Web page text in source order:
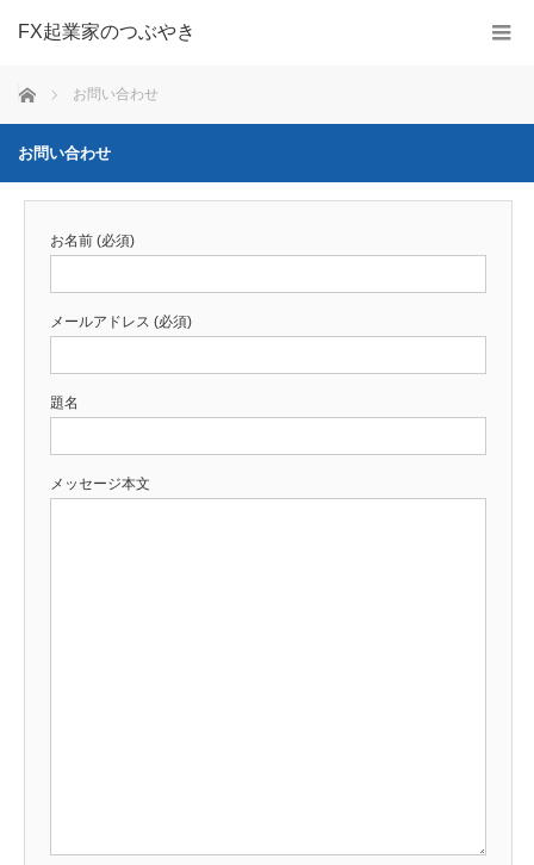
FX起業家のつぶやき
ホーム お問い合わせ
お問い合わせ
お名前 (必須)
メールアドレス (必須)
題名
メッセージ本文